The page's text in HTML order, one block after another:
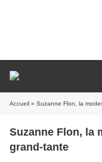
Accueil » Suzanne Flon, la
Suzanne Flon, la
grand-tante